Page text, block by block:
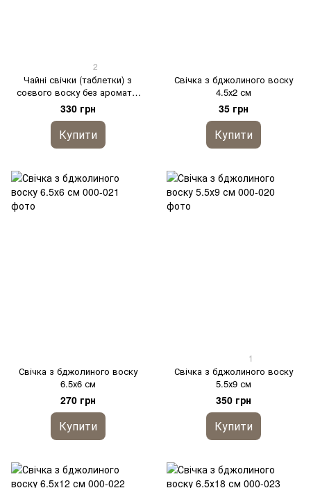
2
Чайні свічки (таблетки) з
соєвого воску без аромату,
набір 10 шт
330 грн
Купити
Свічка з бджолиного воску
4.5х2 см
35 грн
Купити
Свічка з бджолиного воску
6.5х6 см
270 грн
Купити
1
Свічка з бджолиного воску
5.5х9 см
350 грн
Купити